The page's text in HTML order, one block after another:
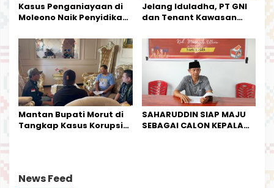
Kasus Penganiayaan di
Moleono Naik Penyidikan,
Kesempatan Terakhir
Jelang Iduladha, PT GNI
dan Tenant Kawasan
Kurban
Mantan Bupati Morut di
Tangkap Kasus Korupsi
SAHARUDDIN SIAP MAJU
SEBAGAI CALON KEPALA
News Feed